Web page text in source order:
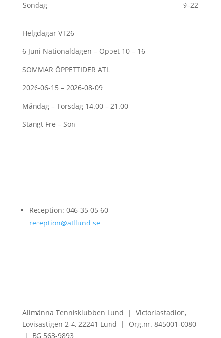
Söndag
9–22
Helgdagar VT26
6 Juni Nationaldagen – Öppet 10 – 16
SOMMAR ÖPPETTIDER ATL
2026-06-15 – 2026-08-09
Måndag – Torsdag 14.00 – 21.00
Stängt Fre – Sön
Reception: 046-35 05 60
reception@atllund.se
Allmänna Tennisklubben Lund | Victoriastadion,
Lovisastigen 2-4, 22241 Lund | Org.nr. 845001-0080
| BG 563-9893